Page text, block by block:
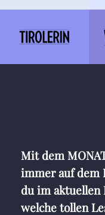
Mit dem
immer auf dem
du im aktuellen
welche tollen